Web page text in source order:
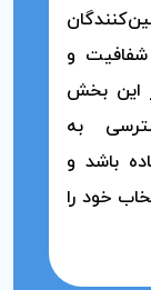
شفافیت و
این بخش
به
باشد و
خود را